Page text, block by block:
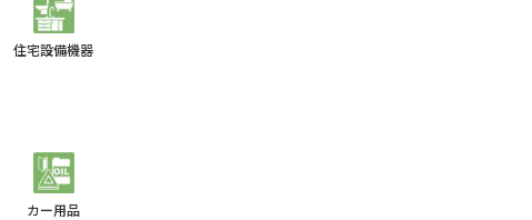
住宅設備機器
カー用品